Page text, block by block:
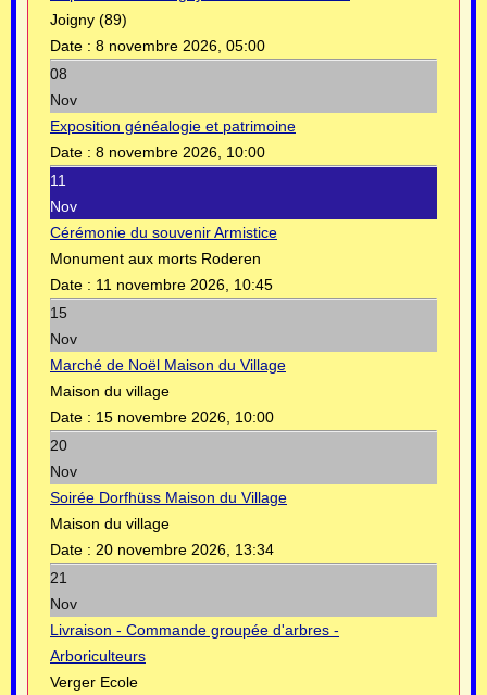
Joigny (89)
Date : 8 novembre 2026, 05:00
08
Nov
Exposition généalogie et patrimoine
Date : 8 novembre 2026, 10:00
11
Nov
Cérémonie du souvenir Armistice
Monument aux morts Roderen
Date : 11 novembre 2026, 10:45
15
Nov
Marché de Noël Maison du Village
Maison du village
Date : 15 novembre 2026, 10:00
20
Nov
Soirée Dorfhüss Maison du Village
Maison du village
Date : 20 novembre 2026, 13:34
21
Nov
Livraison - Commande groupée d'arbres -
Arboriculteurs
Verger Ecole